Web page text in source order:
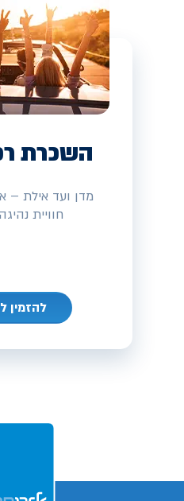
השכרת
מדן ועד אילת –
חוויית
להזמין